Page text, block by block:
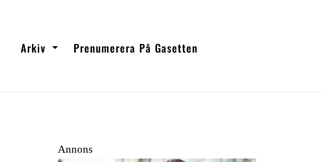
Arkiv Prenumerera På Gasetten
Annons